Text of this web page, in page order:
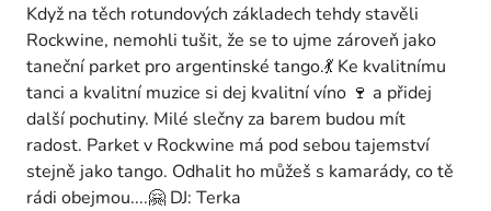
Když na těch rotundových základech tehdy stavěli
Rockwine, nemohli tušit, že se to ujme zároveň jako
taneční parket pro argentinské tango.💃 Ke kvalitnímu
tanci a kvalitní muzice si dej kvalitní víno 🍷 a přidej
další pochutiny. Milé slečny za barem budou mít
radost. Parket v Rockwine má pod sebou tajemství
stejně jako tango. Odhalit ho můžeš s kamarády, co tě
rádi obejmou....🤗 DJ: Terka